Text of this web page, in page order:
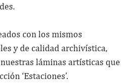
con los mismos
y de calidad archivística,
láminas artísticas que
‘Estaciones’.